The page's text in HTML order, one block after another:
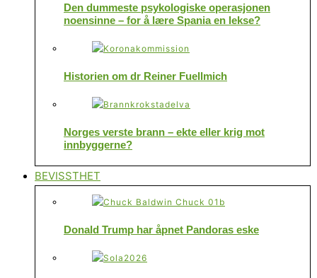
Den dummeste psykologiske operasjonen
noensinne – for å lære Spania en lekse?
Historien om dr Reiner Fuellmich
Norges verste brann – ekte eller krig mot
innbyggerne?
BEVISSTHET
Donald Trump har åpnet Pandoras eske